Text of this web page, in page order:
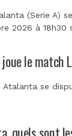
(Serie A)
2026 à 18h30
le match
se